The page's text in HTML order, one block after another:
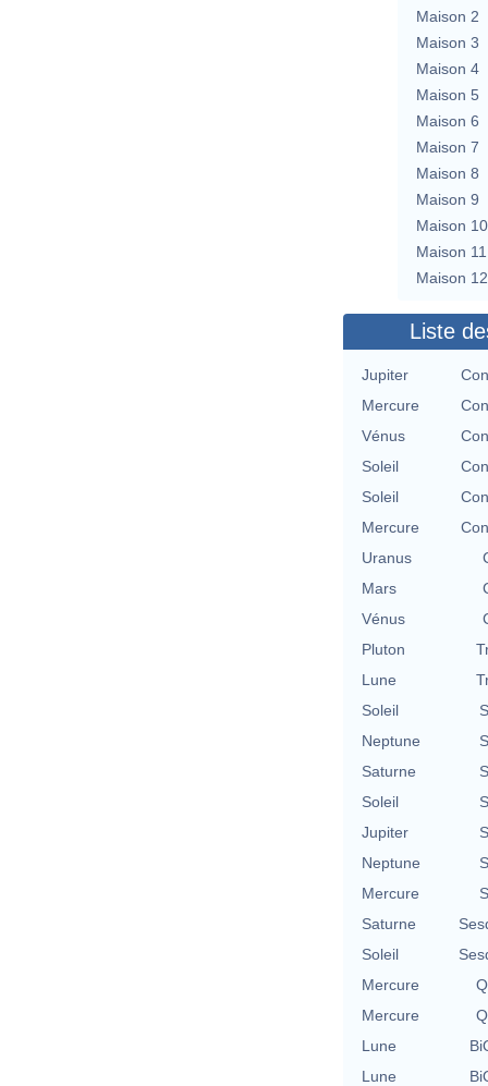
Maison 2
Maison 3
Maison 4
Maison 5
Maison 6
Maison 7
Maison 8
Maison 9
Maison 10
Maison 11
Maison 12
Liste
Jupiter
Mercure
Vénus
Soleil
Soleil
Mercure
Uranus
Mars
Vénus
Pluton
Lune
Soleil
Neptune
Saturne
Soleil
Jupiter
Neptune
Mercure
Saturne
Soleil
Mercure
Mercure
Lune
Lune